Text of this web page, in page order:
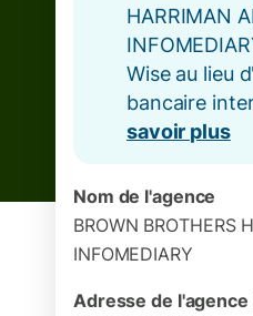
HARRIMAN
Wise au lieu
bancaire
savoir plus
Nom de l'agence
BROWN BROTHERS
INFOMEDIARY
Adresse de l'agence